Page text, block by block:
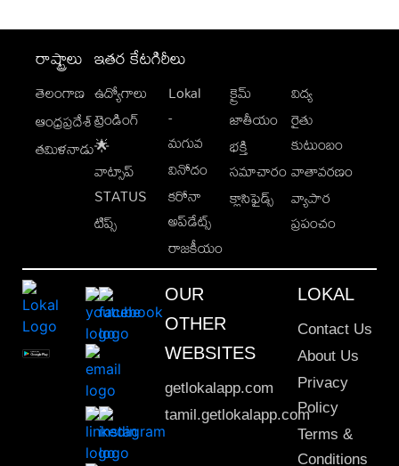
రాష్ట్రాలు
తెలంగాణ
ఆంధ్రప్రదేశ్
తమిళనాడు
ఇతర కేటగిరీలు
ఉద్యోగాలు
ట్రెండింగ్
🌟
వాట్సాప్
STATUS
టిప్స్
Lokal
-
మగువ
వినోదం
కరోనా
అప్‌డేట్స్
రాజకీయం
క్రైమ్
జాతీయం
భక్తి
సమాచారం
క్లాసిఫైడ్స్
విద్య
రైతు
కుటుంబం
వాతావరణం
వ్యాపార
ప్రపంచం
OUR
OTHER
WEBSITES
getlokalapp.com
tamil.getlokalapp.com
LOKAL
Contact Us
About Us
Privacy
Policy
Terms &
Conditions